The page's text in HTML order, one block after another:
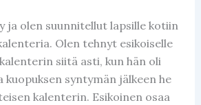
ja olen suunnitellut lapsille kotiin
Olen tehnyt esikoiselle
siitä asti, kun hän oli
kuopuksen syntymän jälkeen he
kalenterin. Esikoinen osaa